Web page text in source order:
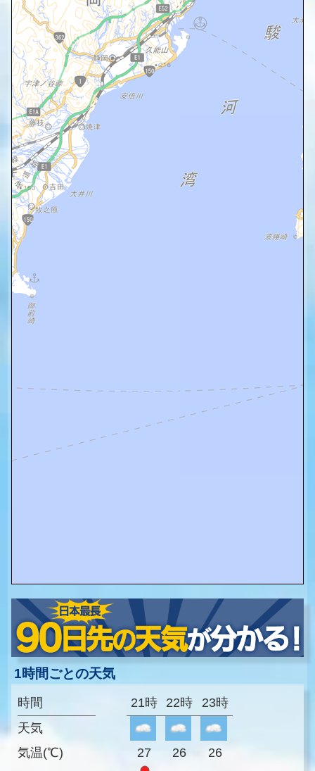
1時間ごとの天気
時間
天気
気温(℃)
21時 22時 23時
27 26 26